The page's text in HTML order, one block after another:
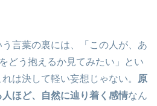
言葉の裏には、「この人が、あ
どう抱えるか見てみたい」とい
は決して軽い妄想じゃない。
原
ほど、自然に辿り着く感情なん